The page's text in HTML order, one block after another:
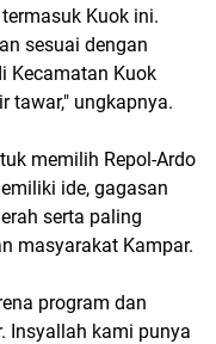
Kuok ini.
sesuai dengan
Kecamatan Kuok
tawar," ungkapnya.
memilih Repol-Ardo
ide, gagasan
serta paling
masyarakat Kampar.
program dan
Insyallah kami punya